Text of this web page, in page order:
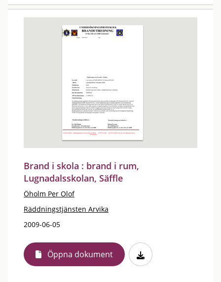
Brand i skola : brand i rum,
Lugnadalsskolan, Säffle
Öholm Per Olof
Räddningstjänsten Arvika
2009-06-05
Öppna dokument